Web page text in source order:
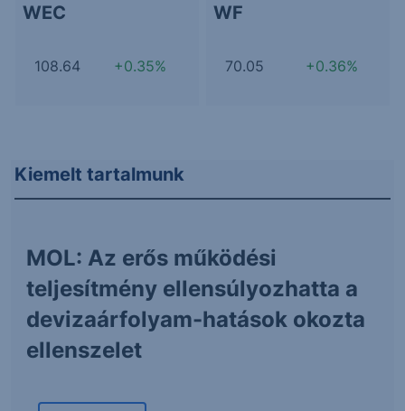
WEC
108.64 +0.35%
WF
70.05 +0.36%
Kiemelt tartalmunk
MOL: Az erős működési
teljesítmény ellensúlyozhatta a
devizaárfolyam-hatások okozta
ellenszelet